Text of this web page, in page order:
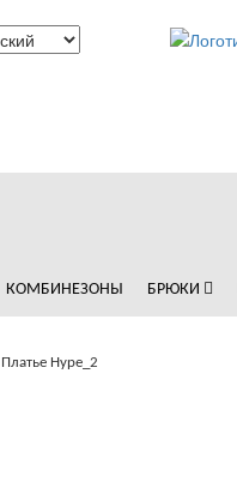
КОМБИНЕЗОНЫ БРЮКИ
Платье Hype_2